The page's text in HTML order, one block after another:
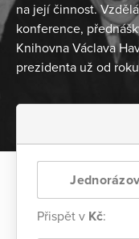
na její činnost.
konference,
Knihovna Václava
prezidenta už od
Přispět v Kč: